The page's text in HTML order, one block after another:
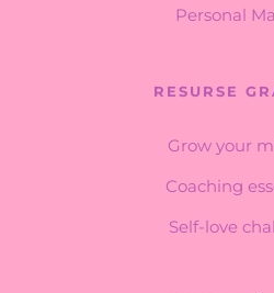
Personal
RESURSE
Grow your
Coaching
Self-love